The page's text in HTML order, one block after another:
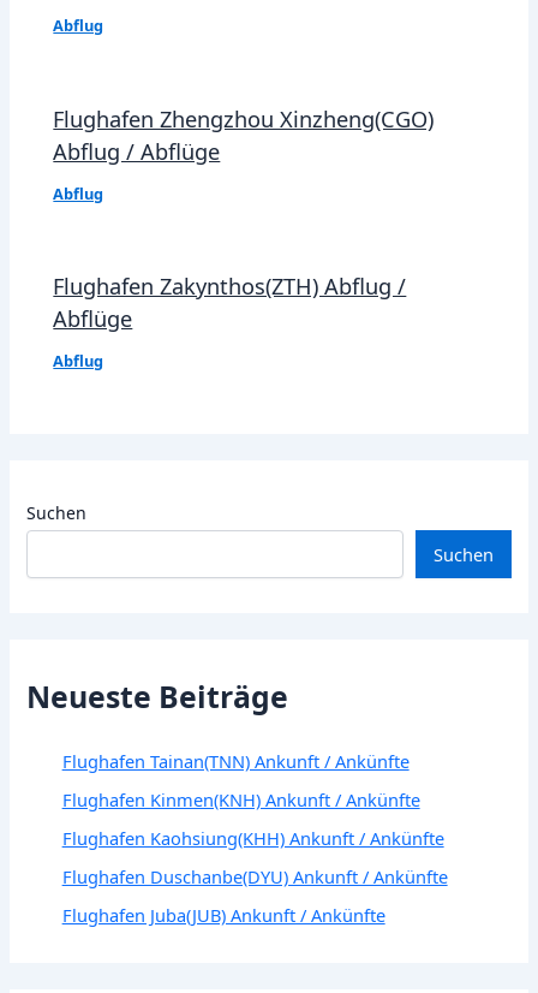
Abflug
Flughafen Zhengzhou Xinzheng(CGO)
Abflug / Abflüge
Abflug
Flughafen Zakynthos(ZTH) Abflug /
Abflüge
Abflug
Suchen
Suchen
Neueste Beiträge
Flughafen Tainan(TNN) Ankunft / Ankünfte
Flughafen Kinmen(KNH) Ankunft / Ankünfte
Flughafen Kaohsiung(KHH) Ankunft / Ankünfte
Flughafen Duschanbe(DYU) Ankunft / Ankünfte
Flughafen Juba(JUB) Ankunft / Ankünfte